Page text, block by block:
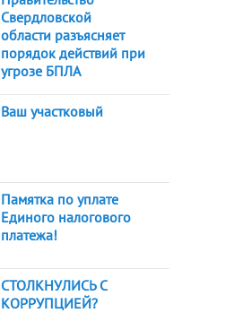
Свердловской
области разъясняет
порядок действий при
угрозе БПЛА
Ваш участковый
Памятка по уплате
Единого налогового
платежа!
СТОЛКНУЛИСЬ С
КОРРУПЦИЕЙ?